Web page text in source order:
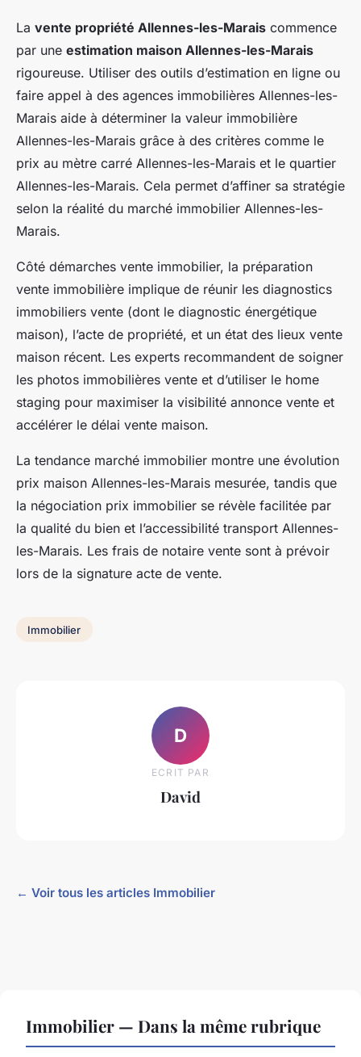
La vente propriété Allennes-les-Marais commence
par une estimation maison Allennes-les-Marais
rigoureuse. Utiliser des outils d’estimation en ligne ou
faire appel à des agences immobilières Allennes-les-
Marais aide à déterminer la valeur immobilière
Allennes-les-Marais grâce à des critères comme le
prix au mètre carré Allennes-les-Marais et le quartier
Allennes-les-Marais. Cela permet d’affiner sa stratégie
selon la réalité du marché immobilier Allennes-les-
Marais.
Côté démarches vente immobilier, la préparation
vente immobilière implique de réunir les diagnostics
immobiliers vente (dont le diagnostic énergétique
maison), l’acte de propriété, et un état des lieux vente
maison récent. Les experts recommandent de soigner
les photos immobilières vente et d’utiliser le home
staging pour maximiser la visibilité annonce vente et
accélérer le délai vente maison.
La tendance marché immobilier montre une évolution
prix maison Allennes-les-Marais mesurée, tandis que
la négociation prix immobilier se révèle facilitée par
la qualité du bien et l’accessibilité transport Allennes-
les-Marais. Les frais de notaire vente sont à prévoir
lors de la signature acte de vente.
Immobilier
D
ECRIT PAR
David
← Voir tous les articles Immobilier
Immobilier — Dans la même rubrique